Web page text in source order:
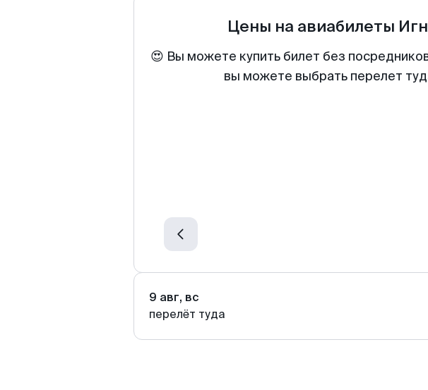
Цены на авиабилеты
😍 Вы можете купить билет без
вы можете выбрать перелет
9 авг, вс
перелёт туда